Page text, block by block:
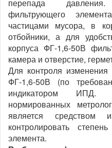
перепада
фильтрующего
частицами мусора, в
отбойники, а для
корпуса ФГ-1,6-50В
камера и отверстие,
Для контроля
ФГ-1,6-50В (по
индикатором ИПД.
нормированных
является средством
контролировать
элемента.